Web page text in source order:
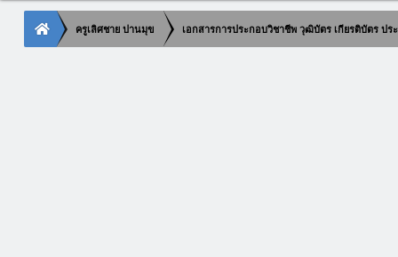
ครูเลิศชาย ปานมุข เอกสารการประกอบวิชาชีพ วุฒิบัตร เกียรติบัตร ปร